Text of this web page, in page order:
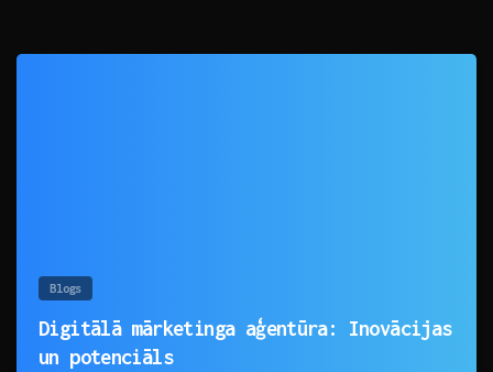
Blogs
Digitālā mārketinga aģentūra: Inovācijas
un potenciāls